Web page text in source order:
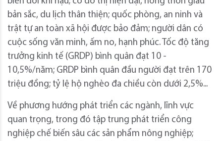
bản sắc, du lịch thân thiện; quốc phòng, an ninh và
trật tự an toàn xã hội được bảo đảm; người dân có
cuộc sống văn minh, ấm no, hạnh phúc. Tốc độ tăng
trưởng kinh tế (GRDP) bình quân đạt 10 -
10,5%/năm; GRDP bình quân đầu người đạt trên 170
triệu đồng; tỷ lệ hộ nghèo đa chiều còn dưới 2,5%...
Về phương hướng phát triển các ngành, lĩnh vực
quan trọng, trong đó tập trung phát triển công
nghiệp chế biến sâu các sản phẩm nông nghiệp;